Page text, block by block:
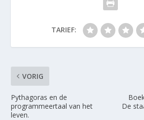
TARIEF:
VORIG
Pythagoras en de
programmeertaal van het
leven.
De